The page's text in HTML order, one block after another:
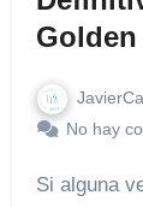
No hay
Si alguna vez has recorrido la kilométrica barra de